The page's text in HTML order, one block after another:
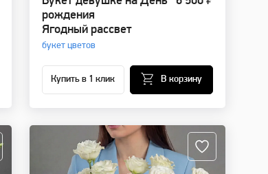
рождения
Ягодный рассвет
букет цветов
Купить в 1 клик В корзину